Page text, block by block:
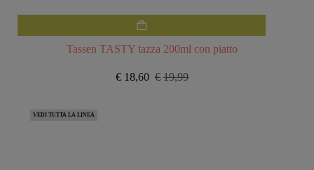
Tassen TASTY tazza 200ml con piatto
€ 19,99
Il
€ 18,60 Il
VEDI TUTTA LA LINEA